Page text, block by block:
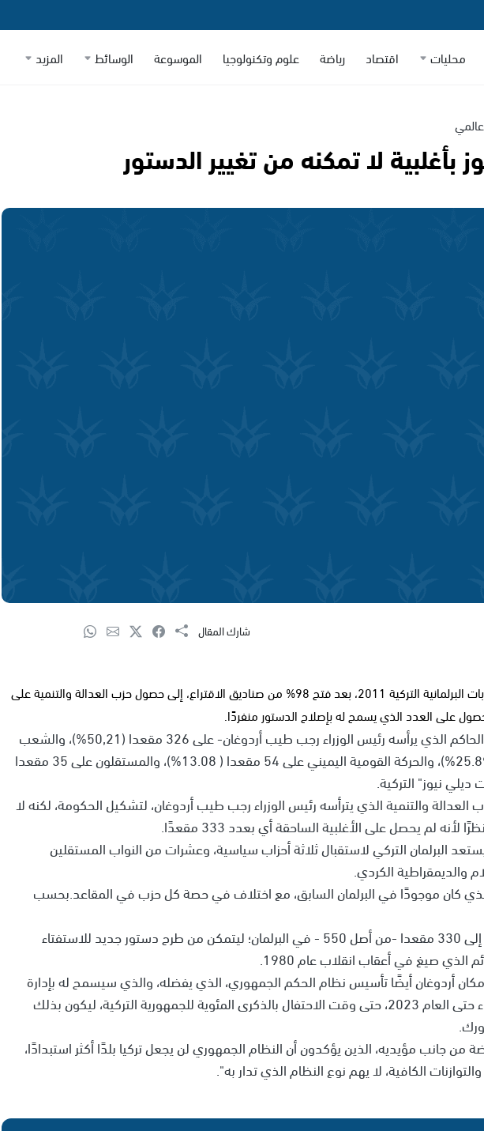
محليات اقتصاد رياضة علوم وتكنولوجيا الموسوعة الوسائط المزيد
عالمي
بأغلبية لا تمكنه من تغيير الدستور
شارك المقال
أشارت النتائج شبه النهائية للانتخابات البرلمانية التركية 2011، بعد فتح 98% من صناديق الاقتراع، إلى حصول حزب العدالة والتنمية على
على العدد الذي يسمح له بإصلاح الدستور منفردًا.
وحصل حزب العدالة والتنمية -الحاكم الذي يرأسه رئيس الوزراء رجب طيب أردوغان- على 326 مقعدا (50,21%)، والشعب
الجمهوري على 135 مقعدا (25.89%)، والحركة القومية اليميني على 54 مقعدا ( 13.08%)، والمستقلون على 35 مقعدا
والتنمية الذي يترأسه رئيس الوزراء رجب طيب أردوغان، لتشكيل الحكومة، لكنه لا
لم يحصل على الأغلبية الساحقة أي بعدد 333 مقعدًا.
البرلمان التركي لاستقبال ثلاثة أحزاب سياسية، وعشرات من النواب المستقلين
والديمقراطية الكردي.
كان موجودًا في البرلمان السابق، مع اختلاف في حصة كل حزب في المقاعد.بحسب
ويحتاج الحزب الحاكم في تركيا إلى 330 مقعدا -من أصل 550 - في البرلمان؛ ليتمكن من طرح دستور جديد للاستفتاء
الذي صيغ في أعقاب انقلاب عام 1980.
أردوغان أيضًا تأسيس نظام الحكم الجمهوري، الذي يفضله، والذي سيسمح له بإدارة
البلاد لفترتين متواليتين، والبقاء حتى العام 2023، حتى وقت الاحتفال بالذكرى المئوية للجمهورية التركية، ليكون بذلك
من جانب مؤيديه، الذين يؤكدون أن النظام الجمهوري لن يجعل تركيا بلدًا أكثر استبدادًا،
الكافية، لا يهم نوع النظام الذي تدار به".